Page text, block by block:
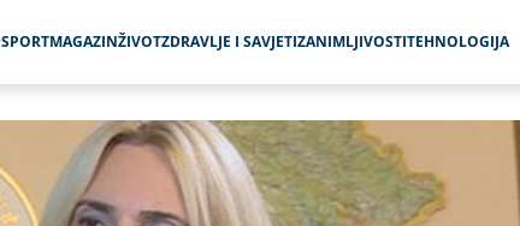
SPORTMAGAZINŽIVOTZDRAVLJE I SAVJETIZANIMLJIVOSTITEHNOLOGIJA